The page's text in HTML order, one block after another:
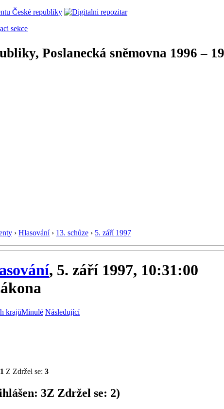
sekce
Poslanecká sněmovna 1996 –
› Hlasování › 13. schůze › 5. září 1997
, 5. září 1997, 10:31:00
krajůMinulé Následující
Z Zdržel se: 3
3Z Zdržel se: 2)